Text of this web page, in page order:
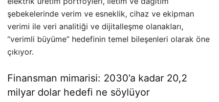
şebekelerinde verim ve esneklik, cihaz ve ekipman
verimi ile veri analitiği ve dijitalleşme olanakları,
“verimli büyüme” hedefinin temel bileşenleri olarak öne
çıkıyor.
Finansman mimarisi: 2030’a kadar 20,2
milyar dolar hedefi ne söylüyor